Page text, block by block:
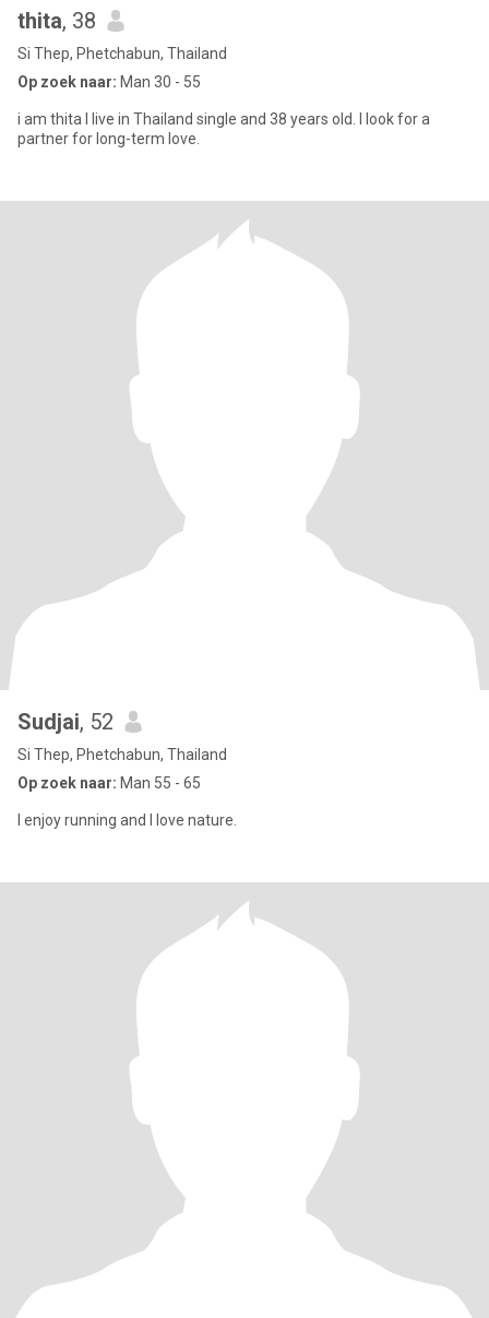
thita, 38
Si Thep, Phetchabun, Thailand
Op zoek naar: Man 30 - 55
i am thita I live in Thailand single and 38 years old. I look for a
partner for long-term love.
Sudjai, 52
Si Thep, Phetchabun, Thailand
Op zoek naar: Man 55 - 65
I enjoy running and I love nature.